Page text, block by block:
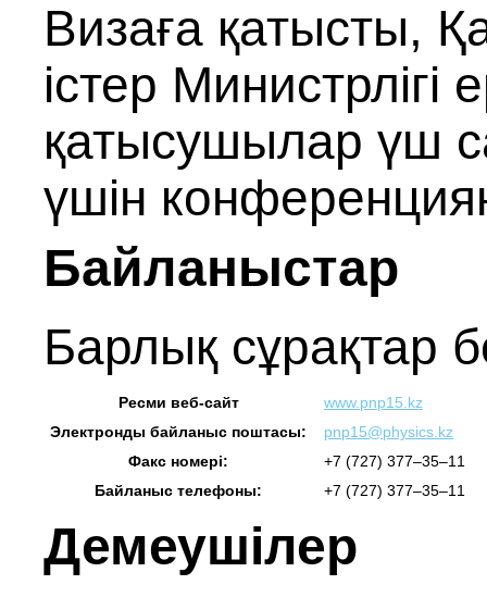
Визаға қатысты,
істер
қатысушылар үш
үшін
Байланыстар
Барлық сұрақтар
Ресми веб‑сайт
www.pnp15.kz
Электронды байланыс поштасы:
pnp15@physics.kz
Факс номері:
+7 (727) 377–35–11
Байланыс телефоны:
+7 (727) 377–35–11
Демеушілер